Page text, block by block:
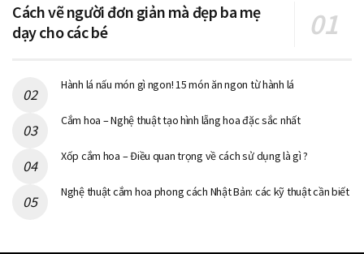
Cách vẽ người đơn giản mà đẹp ba mẹ
dạy cho các bé
Hành lá nấu món gì ngon! 15 món ăn ngon từ hành lá
Cắm hoa – Nghệ thuật tạo hình lẵng hoa đặc sắc nhất
Xốp cắm hoa – Điều quan trọng về cách sử dụng là gì ?
Nghệ thuật cắm hoa phong cách Nhật Bản: các kỹ thuật cần biết